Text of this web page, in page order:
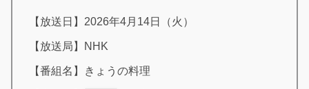
【放送日】2026年4月14日（火）
【放送局】NHK
【番組名】きょうの料理